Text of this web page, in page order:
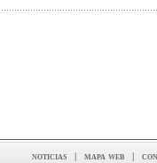
noticias mapa web